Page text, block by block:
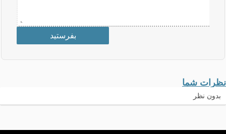
نظرات شما
بدون نظر